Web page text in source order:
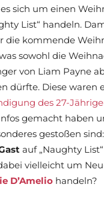
sich um einen
List“ handeln.
die kommende
sowohl die
von Liam Payne
dürfte. Diese waren
des 27-
gemacht haben
gestoßen
auf „Naughty
vielleicht um
D’Amelio handeln?